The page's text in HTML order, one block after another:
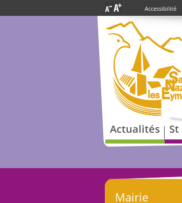
Accessibilité
Actualités
Mairie